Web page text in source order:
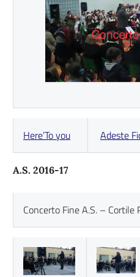
Here’To you Adeste
A.S. 2016-17
Concerto Fine A.S. – Cortile